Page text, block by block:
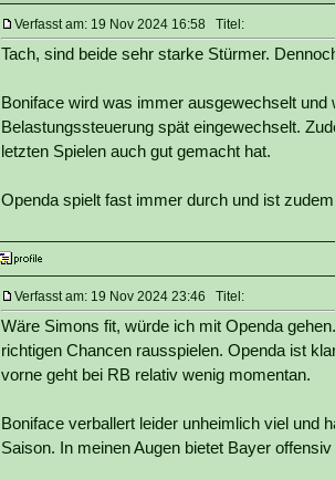
Verfasst am: 19 Nov 2024 16:58 Titel:
Tach, sind beide sehr starke Stürmer.
Boniface wird was immer ausgewechselt und
Belastungssteuerung spät eingewechselt.
letzten Spielen auch gut gemacht hat.
Openda spielt fast immer durch und ist
Verfasst am: 19 Nov 2024 23:46 Titel:
Wäre Simons fit, würde ich mit Openda
richtigen Chancen rausspielen. Openda ist
vorne geht bei RB relativ wenig momentan.
Boniface verballert leider unheimlich viel und
Saison. In meinen Augen bietet Bayer